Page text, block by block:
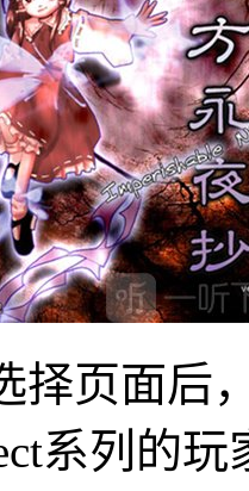
择页面后
系列的玩